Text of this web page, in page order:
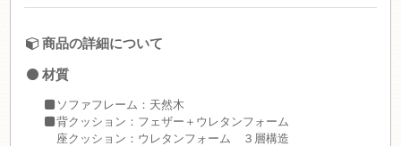
商品の詳細について
材質
ソファフレーム：天然木
背クッション：フェザー＋ウレタンフォーム
座クッション：ウレタンフォーム ３層構造